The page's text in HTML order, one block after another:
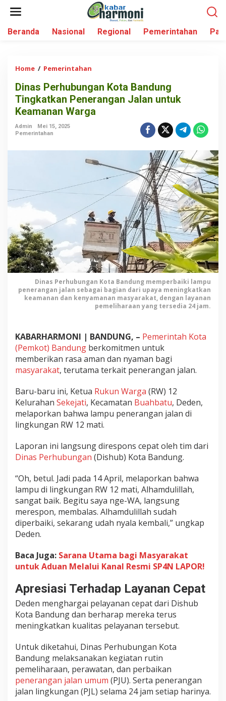
Beranda Nasional Regional Pemerintahan
Home / Pemerintahan
n
a
s
h
u
u
g
a
n
K
o
t
a
B
a
n
d
u
g
T
i
n
g
a
t
k
a
P
e
n
e
a
n
g
a
a
l
n
u
n
t
u
K
e
a
a
n
Dinas Perhubungan Kota Bandung
Tingkatkan Penerangan Jalan untuk
Keamanan Warga
Admin
Mei 15, 2025
Pemerintahan
Dinas Perhubungan Kota Bandung memperbaiki lampu
penerangan jalan sebagai bagian dari upaya meningkatkan
keamanan dan kenyamanan masyarakat, dengan layanan
pemeliharaan yang tersedia 24 jam.
KABARHARMONI | BANDUNG, – Pemerintah Kota
(Pemkot) Bandung berkomitmen untuk
memberikan rasa aman dan nyaman bagi
masyarakat, terutama terkait penerangan jalan.
Baru-baru ini, Ketua Rukun Warga (RW) 12
Kelurahan Sekejati, Kecamatan Buahbatu, Deden,
melaporkan bahwa lampu penerangan jalan di
lingkungan RW 12 mati.
Laporan ini langsung direspons cepat oleh tim dari
Dinas Perhubungan (Dishub) Kota Bandung.
“Oh, betul. Jadi pada 14 April, melaporkan bahwa
lampu di lingkungan RW 12 mati, Alhamdulillah,
sangat baik. Begitu saya nge-WA, langsung
merespon, membalas. Alhamdulillah sudah
diperbaiki, sekarang udah nyala kembali,” ungkap
Deden.
Baca Juga: Sarana Utama bagi Masyarakat
untuk Aduan Melalui Kanal Resmi SP4N LAPOR!
Apresiasi Terhadap Layanan Cepat
Deden menghargai pelayanan cepat dari Dishub
Kota Bandung dan berharap mereka terus
meningkatkan kualitas pelayanan tersebut.
Untuk diketahui, Dinas Perhubungan Kota
Bandung melaksanakan kegiatan rutin
pemeliharaan, perawatan, dan perbaikan
penerangan jalan umum (PJU). Serta penerangan
jalan lingkungan (PJL) selama 24 jam setiap harinya.